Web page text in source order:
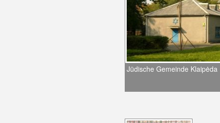
Jüdische Gemeinde Klaipėda